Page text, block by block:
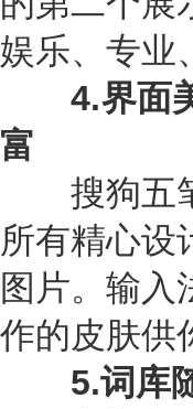
娱乐、专业
4.界面美
富
搜狗五笔
所有精心设
图片。输入
作的皮肤供
5.词库